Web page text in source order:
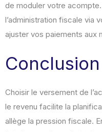
de moduler votre
l’administration fiscale via
ajuster vos paiements aux
Conclusion
Choisir le versement de
le revenu facilite la
allège la pression fiscale.